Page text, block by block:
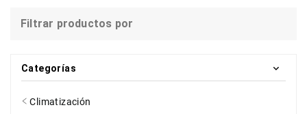
Filtrar productos por
Categorías
Climatización